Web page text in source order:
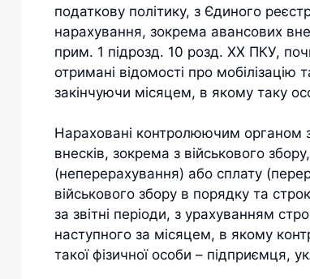
податкову політику, з Єдиного
нарахування, зокрема авансових
прим. 1 підрозд. 10 розд. ХХ ПКУ,
отримані відомості про мобілізацію
закінчуючи місяцем, в якому таку
Нараховані контролюючим органом
внесків, зокрема з військового
(неперерахування) або сплату
військового збору в порядку та
за звітні періоди, з урахуванням
наступного за місяцем, в якому
такої фізичної особи – підприємця,